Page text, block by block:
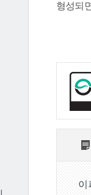
시지정문화유산
형성되
이